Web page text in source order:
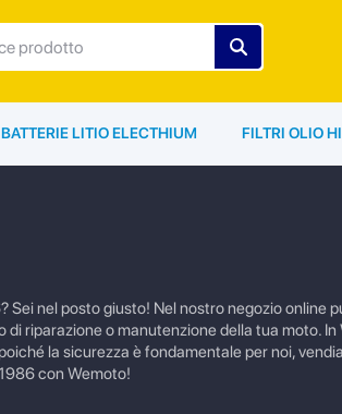
BATTERIE LITIO ELECTHIUM FILTRI OLIO
Sei nel posto giusto! Nel nostro negozio online
riparazione o manutenzione della tua moto.
la sicurezza è fondamentale per noi,
con Wemoto!